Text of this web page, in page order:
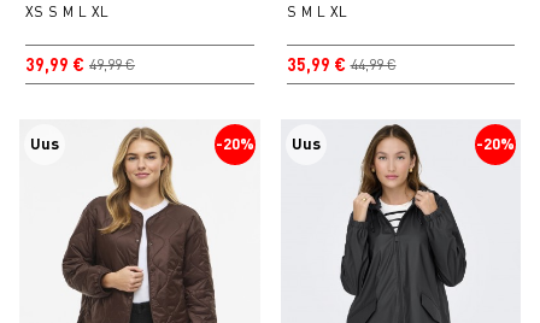
39,99 € 49,99 €
XS S M L XL
35,99 € 44,99 €
S M L XL
-20%
Uus -20%
Uus